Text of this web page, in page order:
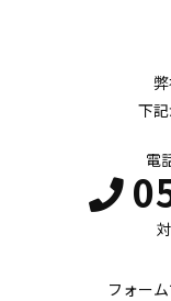
下
電
フォー